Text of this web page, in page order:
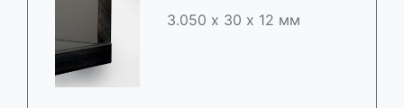
3.050 х 30 х 12 мм